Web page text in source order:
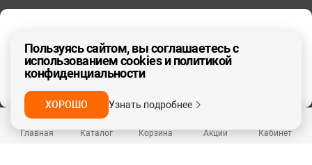
Главная Каталог Корзина Акции Кабинет
ДА, ВЕРНО
Пользуясь сайтом, вы соглашаетесь с
использованием cookies и политикой
конфиденциальности
ХОРОШО Узнать подробнее